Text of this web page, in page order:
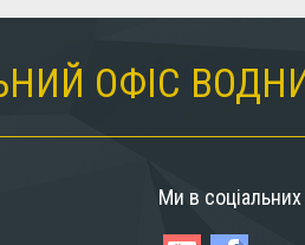
ОФІС
Ми в